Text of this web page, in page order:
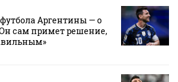
Аргентины — о
сам примет решение,